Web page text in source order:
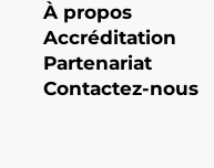
À propos
Accréditation
Partenariat
Contactez-nous